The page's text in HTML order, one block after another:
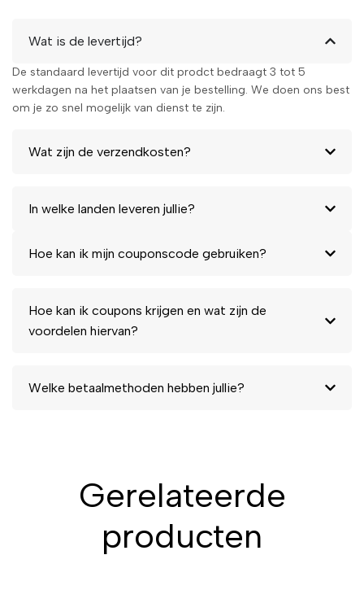
Wat is de levertijd?
De standaard levertijd voor dit prodct bedraagt 3 tot 5
werkdagen na het plaatsen van je bestelling. We doen ons best
om je zo snel mogelijk van dienst te zijn.
Wat zijn de verzendkosten?
In welke landen leveren jullie?
Hoe kan ik mijn couponscode gebruiken?
Hoe kan ik coupons krijgen en wat zijn de
voordelen hiervan?
Welke betaalmethoden hebben jullie?
Gerelateerde
producten